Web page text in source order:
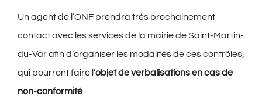
Un agent de l’ONF prendra très prochainement
contact avec les services de la mairie de Saint-Martin-
du-Var afin d’organiser les modalités de ces contrôles,
qui pourront faire l’objet de verbalisations en cas de
non-conformité.